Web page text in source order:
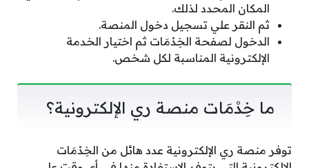
المكان المحدد لذلك.
ثم النقر علي تسجيل دخول المنصة.
الدخول لصفحة الخِدْمَات ثم اختيار الخدمة
الإلكترونية المناسبة لكل شخص.
ما خِدْمَات منصة ري الإلكترونية؟
توفر منصة ري الإلكترونية عدد هائل من الخِدْمَات